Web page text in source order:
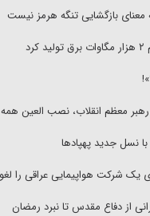
معنای بازگشایی تنگه هرمز نیست
معظم انقلاب، نصب العین
با نسل جدید پهپاد‌ها
یک شرکت هواپیمایی عراقی را
از دفاع مقدس تا نبرد رمضان